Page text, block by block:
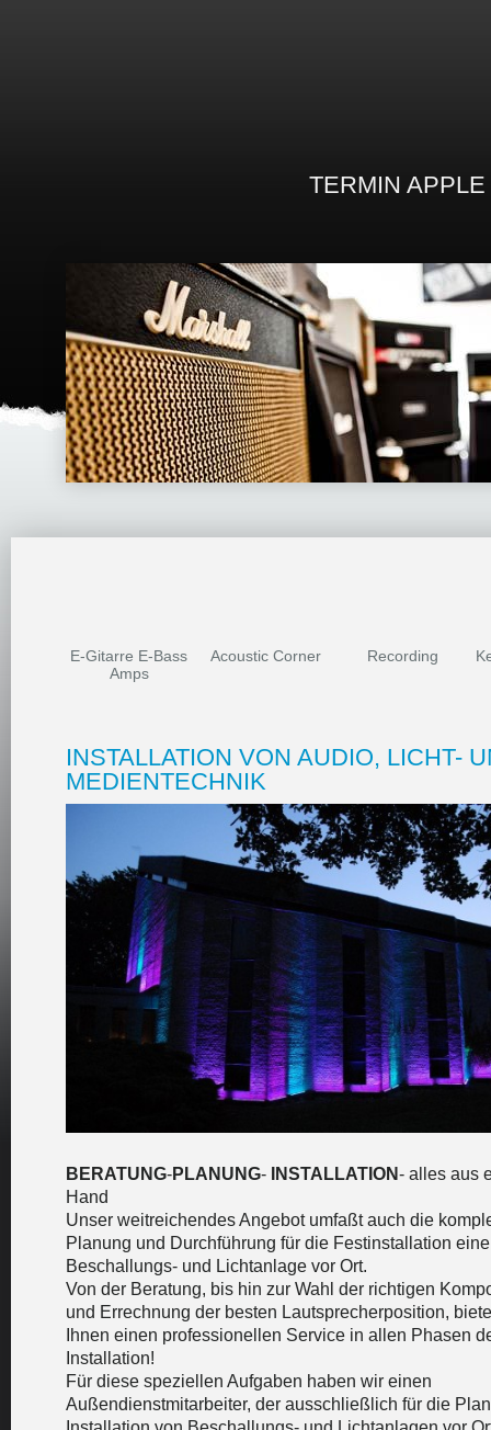
TERMIN
WERKSTATT
PARTNER /
E-Gitarre E-Bass
Amps
Acoustic Corner Recording
INSTALLATION VON AUDIO, LICHT-
MEDIENTECHNIK
BERATUNG-PLANUNG- INSTALLATION- alles aus
Hand
Unser weitreichendes Angebot umfaßt auch die
Planung und Durchführung für die Festinstallation
Beschallungs- und Lichtanlage vor Ort.
Von der Beratung, bis hin zur Wahl der richtigen
und Errechnung der besten Lautsprecherposition,
Ihnen einen professionellen Service in allen Phasen
Installation!
Für diese speziellen Aufgaben haben wir einen
Außendienstmitarbeiter, der ausschließlich für die